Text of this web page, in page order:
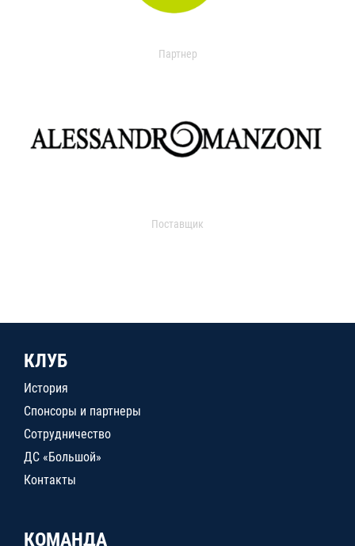
Партнер
Поставщик
КЛУБ
История
Спонсоры и партнеры
Сотрудничество
ДС «Большой»
Контакты
КОМАНДА